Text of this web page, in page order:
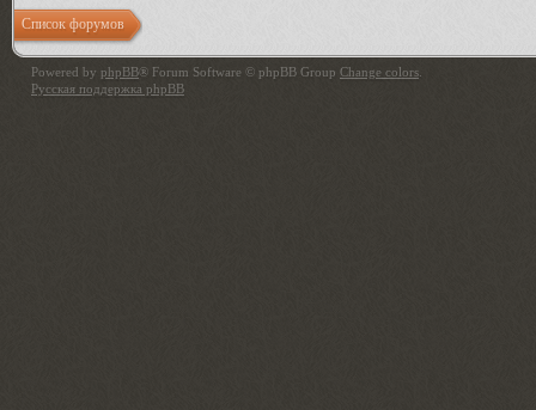
Список форумов
Powered by phpBB® Forum Software © phpBB Group Change colors
Русская поддержка phpBB